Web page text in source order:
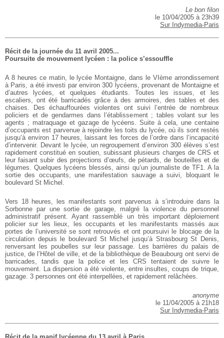
Le bon filon
le 10/04/2005 à 23h39
Sur Indymedia-Paris
Récit de la journée du 11 avril 2005...
Poursuite de mouvement lycéen : la police s’essouffle
A 8 heures ce matin, le lycée Montaigne, dans le VIème arrondissement
à Paris, a été investi par environ 300 lycéens, provenant de Montaigne et
d’autres lycées, et quelques étudiants. Toutes les issues, et les
escaliers, ont été barricadés grâce à des armoires, des tables et des
chaises. Des échauffourées violentes ont suivi l’entrée de nombreux
policiers et de gendarmes dans l’établissement ; tables volant sur les
agents ; matraquage et gazage de lycéens. Suite à cela, une centaine
d’occupants est parvenue à rejoindre les toits du lycée, où ils sont restés
jusqu’à environ 17 heures, laissant les forces de l’ordre dans l’incapacité
d’intervenir. Devant le lycée, un regroupement d’environ 300 élèves s’est
rapidement constitué en soutien, subissant plusieurs charges de CRS et
leur faisant subir des projections d’œufs, de pétards, de bouteilles et de
légumes. Quelques lycéens blessés, ainsi qu’un journaliste de TF1. A la
sortie des occupants, une manifestation sauvage a suivi, bloquant le
boulevard St Michel.
Vers 18 heures, les manifestants sont parvenus à s’introduire dans la
Sorbonne par une sortie de garage, malgré la violence du personnel
administratif présent. Ayant rassemblé un très important déploiement
policier sur les lieux, les occupants et les manifestants massés aux
portes de l’université se sont retrouvés et ont poursuivi le blocage de la
circulation depuis le boulevard St Michel jusqu’à Strasbourg St Denis,
renversant les poubelles sur leur passage. Les barrières du palais de
justice, de l’Hôtel de ville, et de la bibliothèque de Beaubourg ont servi de
barricades, tandis que la police et les CRS tentaient de suivre le
mouvement. La dispersion a été violente, entre insultes, coups de trique,
gazage. 3 personnes ont été interpellées, et rapidement relâchées.
anonyme
le 11/04/2005 à 21h18
Sur Indymedia-Paris